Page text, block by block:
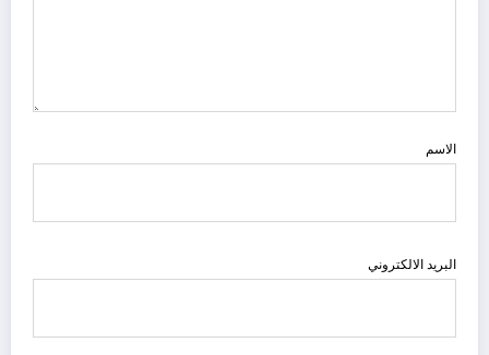
الاسم
البريد الالكتروني